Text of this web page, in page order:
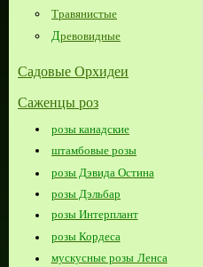
Травянистые
Древовидные
Садовые Орхидеи
Саженцы роз
розы канадские
штамбовые розы
розы Дэвида Остина
розы Дэльбар
розы Интерплант
розы Кордеса
мускусные розы Ленса